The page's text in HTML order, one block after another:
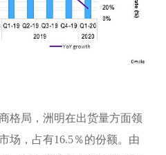
格局，洲明在出货量方面领
场，占有16.5％的份额。由